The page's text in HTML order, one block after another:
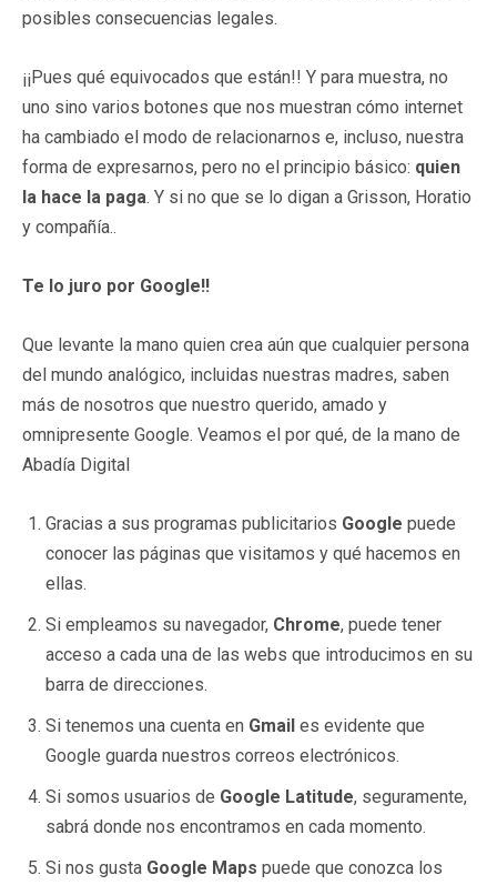
posibles consecuencias legales.
¡¡Pues qué equivocados que están!! Y para muestra, no
uno sino varios botones que nos muestran cómo internet
ha cambiado el modo de relacionarnos e, incluso, nuestra
forma de expresarnos, pero no el principio básico: quien
la hace la paga. Y si no que se lo digan a Grisson, Horatio
y compañía..
Te lo juro por Google!!
Que levante la mano quien crea aún que cualquier persona
del mundo analógico, incluidas nuestras madres, saben
más de nosotros que nuestro querido, amado y
omnipresente Google. Veamos el por qué, de la mano de
Abadía Digital
Gracias a sus programas publicitarios Google puede
conocer las páginas que visitamos y qué hacemos en
ellas.
Si empleamos su navegador, Chrome, puede tener
acceso a cada una de las webs que introducimos en su
barra de direcciones.
Si tenemos una cuenta en Gmail es evidente que
Google guarda nuestros correos electrónicos.
Si somos usuarios de Google Latitude, seguramente,
sabrá donde nos encontramos en cada momento.
Si nos gusta Google Maps puede que conozca los